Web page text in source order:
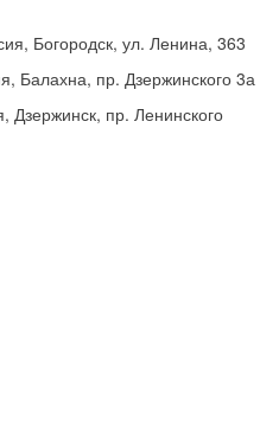
Богородск, ул. Ленина, 363
Балахна, пр. Дзержинского 3а
Дзержинск, пр. Ленинского